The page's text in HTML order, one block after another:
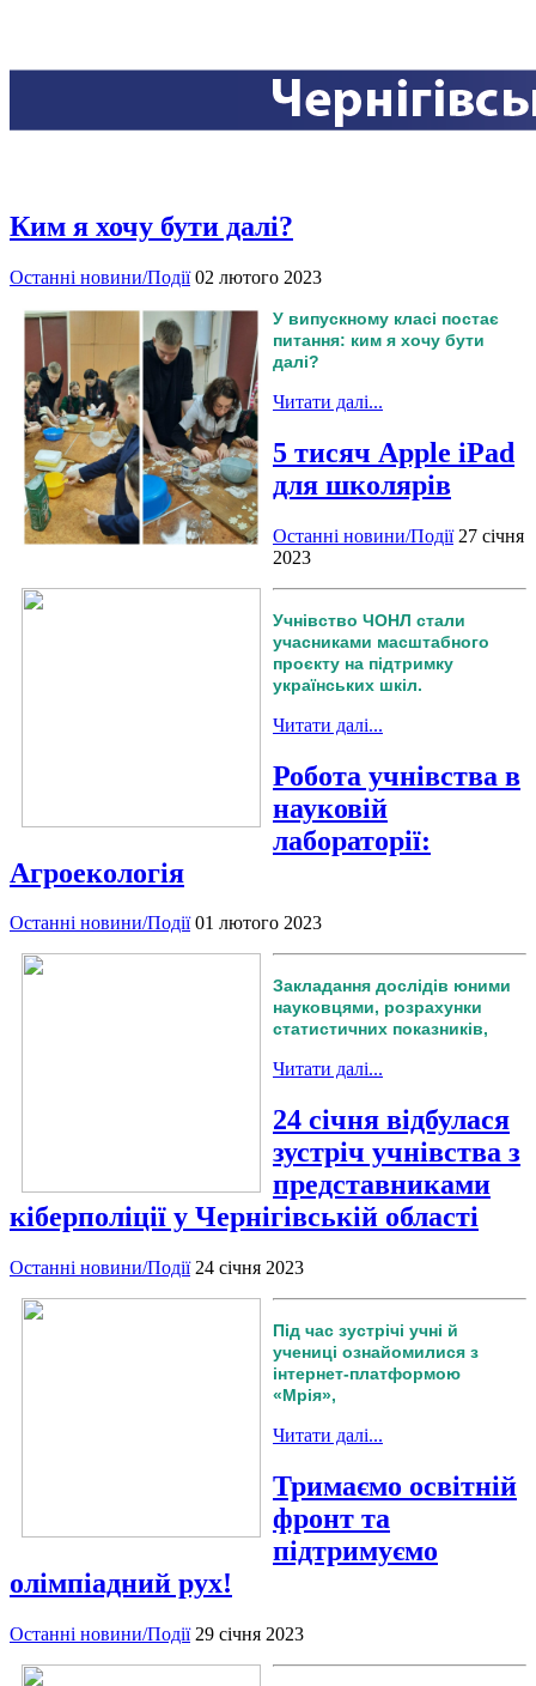
Ким я хочу бути далі?
Останні новини/Події 02 лютого 2023
У випускному класі постає
питання: ким я хочу бути
далі?
Читати далі...
5 тисяч Apple iPad
для школярів
Останні новини/Події 27 січня
2023
Учнівство ЧОНЛ стали
учасниками масштабного
проєкту на підтримку
українських шкіл.
Читати далі...
Робота учнівства в
науковій
лабораторії:
Агроекологія
Останні новини/Події 01 лютого 2023
Закладання дослідів юними
науковцями, розрахунки
статистичних показників,
Читати далі...
24 січня відбулася
зустріч учнівства з
представниками
кіберполіції у Чернігівській області
Останні новини/Події 24 січня 2023
Під час зустрічі учні й
учениці ознайомилися з
інтернет-платформою
«Мрія»,
Читати далі...
Тримаємо освітній
фронт та
підтримуємо
олімпіадний рух!
Останні новини/Події 29 січня 2023